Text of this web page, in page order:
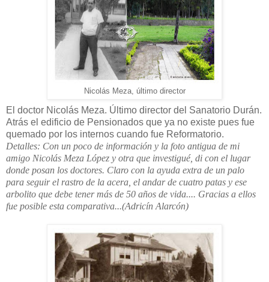
Nicolás Meza, último director
El doctor Nicolás Meza. Último director del Sanatorio Durán.
Atrás el edificio de Pensionados que ya no existe pues fue
quemado por los internos cuando fue Reformatorio.
Detalles: Con un poco de información y la foto antigua de mi
amigo Nicolás Meza López y otra que investigué, di con el lugar
donde posan los doctores. Claro con la ayuda extra de un palo
para seguir el rastro de la acera, el andar de cuatro patas y ese
arbolito que debe tener más de 50 años de vida.... Gracias a ellos
fue posible esta comparativa...(Adricín Alarcón)